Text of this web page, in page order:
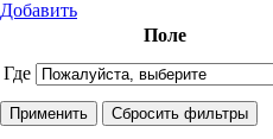
Добавить
Где
Поле